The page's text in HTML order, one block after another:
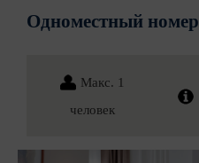
Одноместный номер
Макс. 1
человек